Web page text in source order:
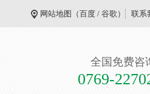
网站地图 （百度 / 谷歌 ） 联系
全国免费咨
0769-